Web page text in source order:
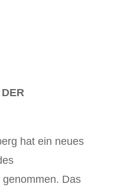
hat ein neues
Das